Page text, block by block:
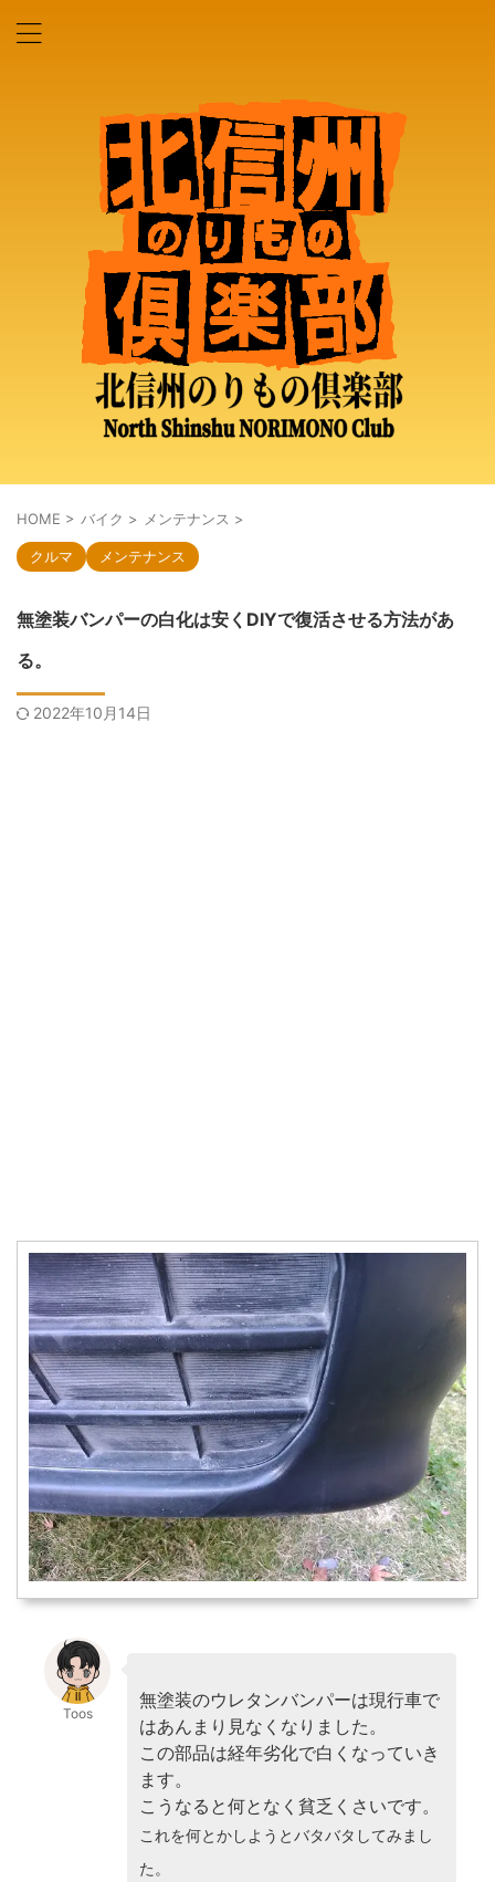
HOME > バイク > メンテナンス >
クルマ メンテナンス
無塗装バンパーの白化は安くDIYで復活させる方法があ
る。
2022年10月14日
Toos
無塗装のウレタンバンパーは現行車で
はあんまり見なくなりました。
この部品は経年劣化で白くなっていき
ます。
こうなると何となく貧乏くさいです。
これを何とかしようとバタバタしてみまし
た。